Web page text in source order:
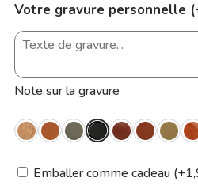
Votre gravure personnelle
Note sur la gravure
Emballer comme cadeau